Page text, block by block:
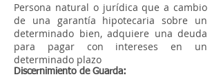
Persona natural o jurídica que a cambio
de una garantía hipotecaria sobre un
determinado bien, adquiere una deuda
para pagar con intereses en un
determinado plazo
Discernimiento de Guarda: